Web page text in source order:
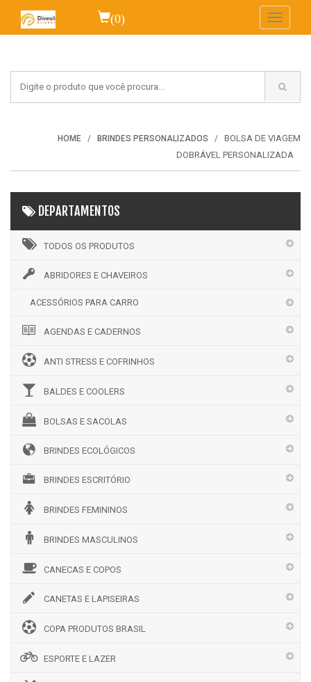
(0)
Toggle
HOME BRINDES PERSONALIZADOS
BOLSA DE VIAGEM
DOBRÁVEL PERSONALIZADA
DEPARTAMENTOS
TODOS OS PRODUTOS
ABRIDORES E CHAVEIROS
ACESSÓRIOS PARA CARRO
AGENDAS E CADERNOS
ANTI STRESS E COFRINHOS
BALDES E COOLERS
BOLSAS E SACOLAS
BRINDES ECOLÓGICOS
BRINDES ESCRITÓRIO
BRINDES FEMININOS
BRINDES MASCULINOS
CANECAS E COPOS
CANETAS E LAPISEIRAS
COPA PRODUTOS BRASIL
ESPORTE E LAZER